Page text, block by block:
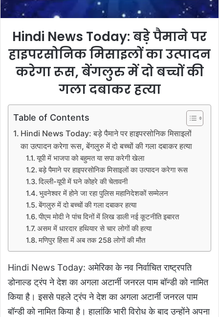
Hindi News Today: बड़े पैमाने पर
हाइपरसोनिक मिसाइलों का उत्पादन
करेगा रूस, बेंगलुरु में दो बच्चों की
गला दबाकर हत्या
Table of Contents
Hindi News Today: बड़े पैमाने पर हाइपरसोनिक मिसाइलों
का उत्पादन करेगा रूस, बेंगलुरु में दो बच्चों की गला दबाकर हत्या
यूपी में भाजपा को बहुमत या सपा करेगी खेला
बड़े पैमाने पर हाइपरसोनिक मिसाइलों का उत्पादन करेगा रूस
दिल्ली-यूपी में घने कोहरे की चेतावनी
भुवनेश्वर में होने जा रहा पुलिस महानिदेशकों सम्मेलन
बेंगलुरु में दो बच्चों की गला दबाकर हत्या
पीएम मोदी ने पांच दिनों में लिख डाली नई कूटनीति इबारत
असम में धारदार हथियार से चार लोगों की हत्या
मणिपुर हिंसा में अब तक 258 लोगों की मौत
Hindi News Today: अमेरिका के नव निर्वाचित राष्ट्रपति
डोनाल्ड ट्रंप ने देश का अगला अटार्नी जनरल पाम बॉन्डी को नामित
किया है। इससे पहले ट्रंप ने देश का अगला अटार्नी जनरल पाम
बॉन्डी को नामित किया है। हालांकि भारी विरोध के बाद उन्होंने अपना